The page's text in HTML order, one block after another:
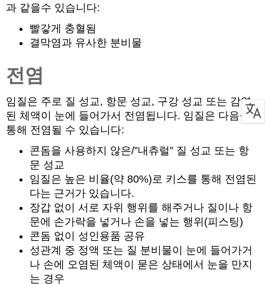
과 같을수 있습니다:
빨갛게 충혈됨
결막염과 유사한 분비물
전염
임질은 주로 질 성교, 항문 성교, 구강 성교 또는 감염
된 체액이 눈에 들어가서 전염됩니다. 임질은 다음을
통해 전염될 수 있습니다:
콘돔을 사용하지 않은/”내츄럴” 질 성교 또는 항
문 성교
임질은 높은 비율(약 80%)로 키스를 통해 전염된
다는 근거가 있습니다.
장갑 없이 서로 자위 행위를 해주거나 질이나 항
문에 손가락을 넣거나 손을 넣는 행위(피스팅)
콘돔 없이 성인용품 공유
성관계 중 정액 또는 질 분비물이 눈에 들어가거
나 손에 오염된 체액이 묻은 상태에서 눈을 만지
는 경우